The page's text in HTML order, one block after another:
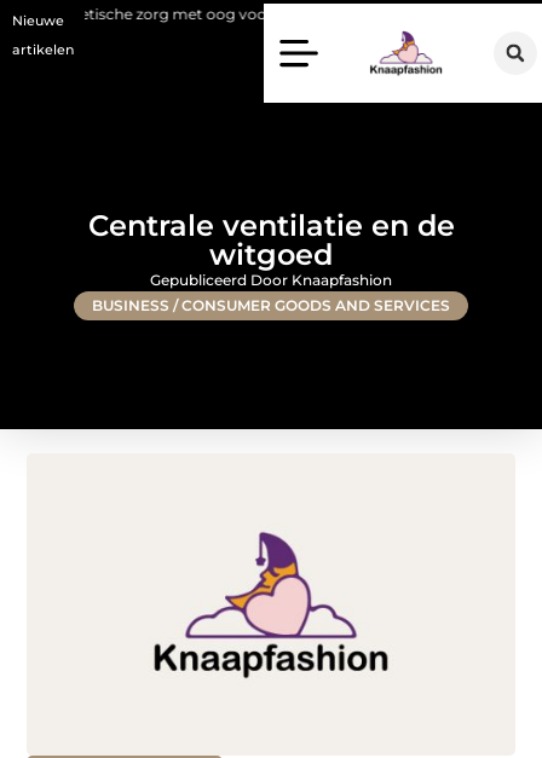
Nieuwe
artikelen
zorg met oog voor natuurlijke resultaten
Centrale ventilatie en de
witgoed
BUSINESS / CONSUMER GOODS AND SERVICES
Gepubliceerd Door Knaapfashion